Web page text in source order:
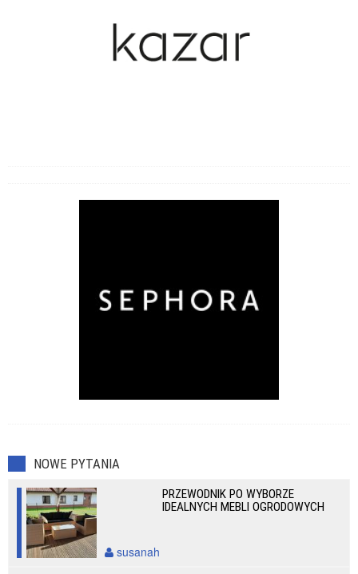
NOWE PYTANIA
PRZEWODNIK PO WYBORZE
IDEALNYCH MEBLI OGRODOWYCH
susanah